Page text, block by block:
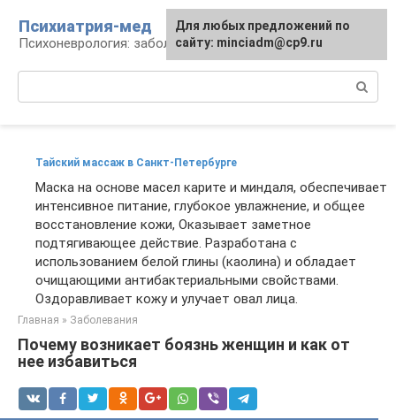
контенту
Психиатрия-мед
Психоневрология: заболевания и терапия
Тайский массаж в Санкт-Петербурге
Маска на основе масел карите и миндаля, обеспечивает
интенсивное питание, глубокое увлажнение, и общее
восстановление кожи, Оказывает заметное
подтягивающее действие. Разработана с
использованием белой глины (каолина) и обладает
очищающими антибактериальными свойствами.
Оздоравливает кожу и улучает овал лица.
Главная » Заболевания
Почему возникает боязнь женщин и как от
нее избавиться
Для любых предложений по
сайту: minciadm@cp9.ru